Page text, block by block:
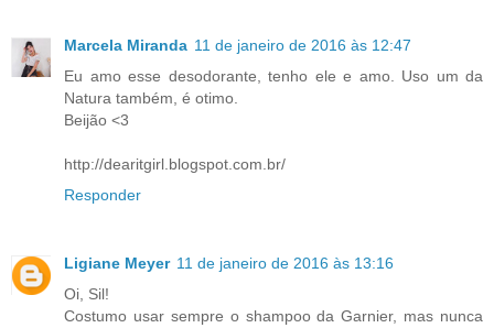
Marcela Miranda 11 de janeiro de 2016 às 12:47
Eu amo esse desodorante, tenho ele e amo. Uso um da
Natura também, é otimo.
Beijão <3
http://dearitgirl.blogspot.com.br/
Responder
Ligiane Meyer 11 de janeiro de 2016 às 13:16
Oi, Sil!
Costumo usar sempre o shampoo da Garnier, mas nunca